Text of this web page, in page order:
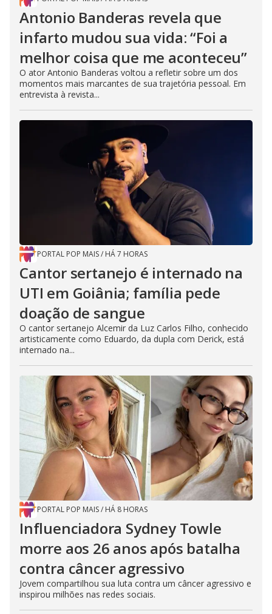
Antonio Banderas revela que
infarto mudou sua vida: “Foi a
melhor coisa que me aconteceu”
O ator Antonio Banderas voltou a refletir sobre um dos
momentos mais marcantes de sua trajetória pessoal. Em
entrevista à revista...
PORTAL POP MAIS/ HÁ 7 HORAS
Cantor sertanejo é internado na
UTI em Goiânia; família pede
doação de sangue
O cantor sertanejo Alcemir da Luz Carlos Filho, conhecido
artisticamente como Eduardo, da dupla com Derick, está
internado na...
PORTAL POP MAIS/ HÁ 8 HORAS
Influenciadora Sydney Towle
morre aos 26 anos após batalha
contra câncer agressivo
Jovem compartilhou sua luta contra um câncer agressivo e
inspirou milhões nas redes sociais.